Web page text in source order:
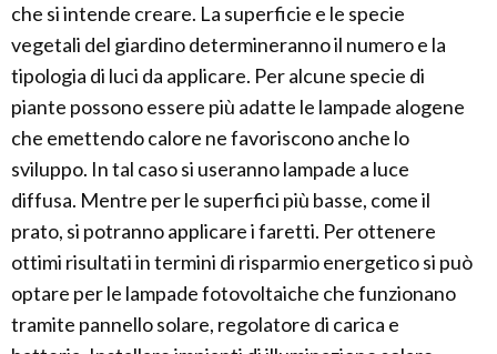
che si intende creare. La superficie e le specie
vegetali del giardino determineranno il numero e la
tipologia di luci da applicare. Per alcune specie di
piante possono essere più adatte le lampade alogene
che emettendo calore ne favoriscono anche lo
sviluppo. In tal caso si useranno lampade a luce
diffusa. Mentre per le superfici più basse, come il
prato, si potranno applicare i faretti. Per ottenere
ottimi risultati in termini di risparmio energetico si può
optare per le lampade fotovoltaiche che funzionano
tramite pannello solare, regolatore di carica e